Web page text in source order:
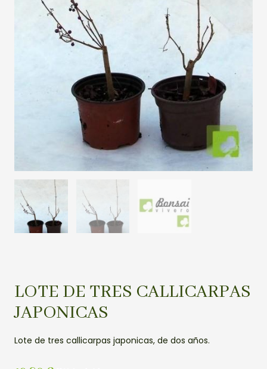
LOTE DE TRES CALLICARPAS
JAPONICAS
Lote de tres callicarpas japonicas, de dos años.